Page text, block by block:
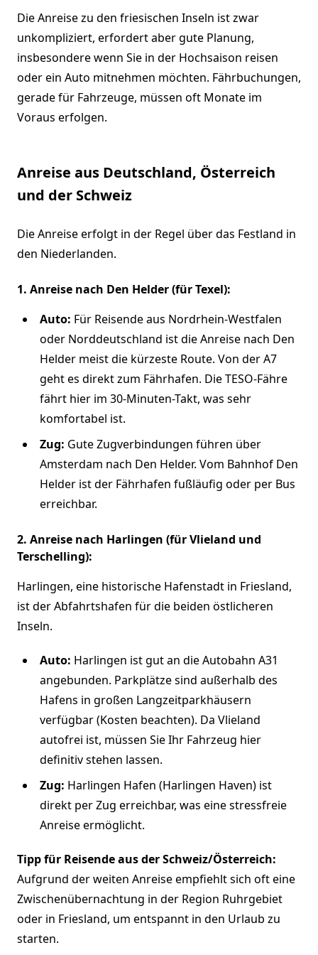
Die Anreise zu den friesischen Inseln ist zwar
unkompliziert, erfordert aber gute Planung,
insbesondere wenn Sie in der Hochsaison reisen
oder ein Auto mitnehmen möchten. Fährbuchungen,
gerade für Fahrzeuge, müssen oft Monate im
Voraus erfolgen.
Anreise aus Deutschland, Österreich
und der Schweiz
Die Anreise erfolgt in der Regel über das Festland in
den Niederlanden.
1. Anreise nach Den Helder (für Texel):
Auto: Für Reisende aus Nordrhein-Westfalen
oder Norddeutschland ist die Anreise nach Den
Helder meist die kürzeste Route. Von der A7
geht es direkt zum Fährhafen. Die TESO-Fähre
fährt hier im 30-Minuten-Takt, was sehr
komfortabel ist.
Zug: Gute Zugverbindungen führen über
Amsterdam nach Den Helder. Vom Bahnhof Den
Helder ist der Fährhafen fußläufig oder per Bus
erreichbar.
2. Anreise nach Harlingen (für Vlieland und
Terschelling):
Harlingen, eine historische Hafenstadt in Friesland,
ist der Abfahrtshafen für die beiden östlicheren
Inseln.
Auto: Harlingen ist gut an die Autobahn A31
angebunden. Parkplätze sind außerhalb des
Hafens in großen Langzeitparkhäusern
verfügbar (Kosten beachten). Da Vlieland
autofrei ist, müssen Sie Ihr Fahrzeug hier
definitiv stehen lassen.
Zug: Harlingen Hafen (Harlingen Haven) ist
direkt per Zug erreichbar, was eine stressfreie
Anreise ermöglicht.
Tipp für Reisende aus der Schweiz/Österreich:
Aufgrund der weiten Anreise empfiehlt sich oft eine
Zwischenübernachtung in der Region Ruhrgebiet
oder in Friesland, um entspannt in den Urlaub zu
starten.